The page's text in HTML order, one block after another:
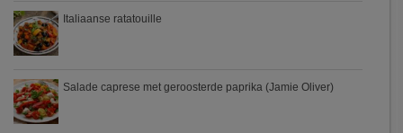
Italiaanse ratatouille
Salade caprese met geroosterde paprika (Jamie Oliver)